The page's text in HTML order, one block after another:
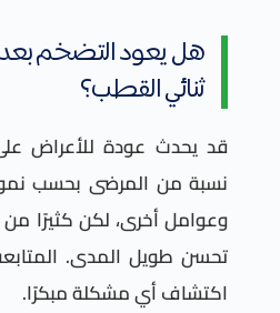
هل يعود التضخم بعد
ثنائي القطب؟
قد يحدث عودة للأعراض
نسبة من المرضى بحسب نمو
وعوامل أخرى، لكن كثيرًا
تحسن طويل المدى.
اكتشاف أي مشكلة مبكرًا.